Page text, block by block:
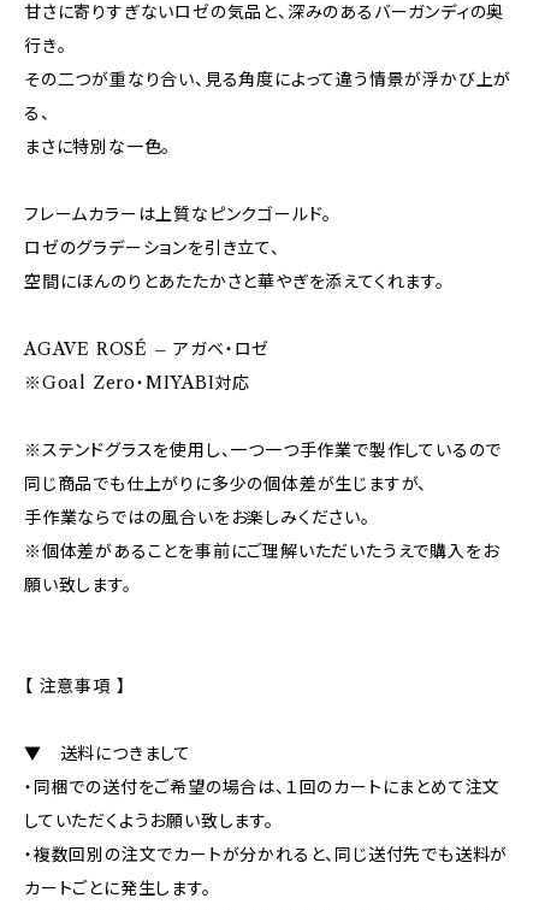
甘さに寄りすぎないロゼの気品と、深みのあるバーガンディの奥
行き。
その二つが重なり合い、見る角度によって違う情景が浮かび上が
る、
まさに特別な一色。
フレームカラーは上質なピンクゴールド。
ロゼのグラデーションを引き立て、
空間にほんのりとあたたかさと華やぎを添えてくれます。
AGAVE ROSÉ – アガベ・ロゼ
※Goal Zero・MIYABI対応
※ステンドグラスを使用し、一つ一つ手作業で製作しているので
同じ商品でも仕上がりに多少の個体差が生じますが、
手作業ならではの風合いをお楽しみください。
※個体差があることを事前にご理解いただいたうえで購入をお
願い致します。
【 注意事項 】
▼ 送料につきまして
・同梱での送付をご希望の場合は、１回のカートにまとめて注文
していただくようお願い致します。
・複数回別の注文でカートが分かれると、同じ送付先でも送料が
カートごとに発生します。